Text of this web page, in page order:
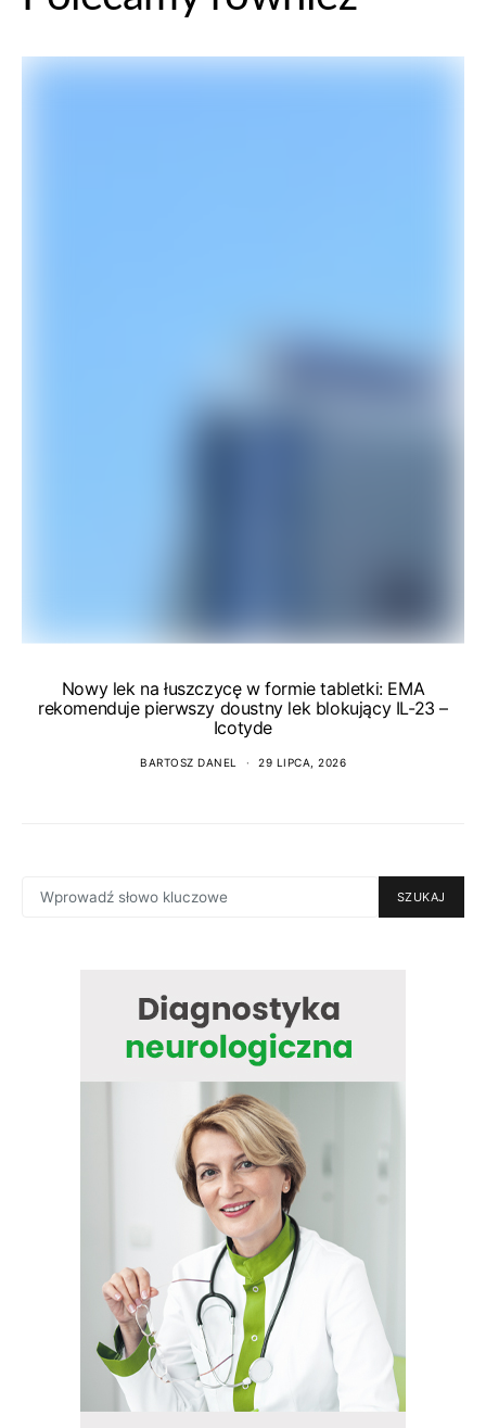
Nowy lek na łuszczycę w formie tabletki: EMA
rekomenduje pierwszy doustny lek blokujący IL-23 –
Icotyde
BARTOSZ DANEL 29 LIPCA, 2026
FOR:
SZUKAJ